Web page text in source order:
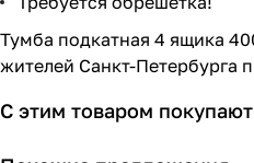
Тумба подкатная 4 ящика
жителей Санкт-Петербурга
С этим товаром покупают